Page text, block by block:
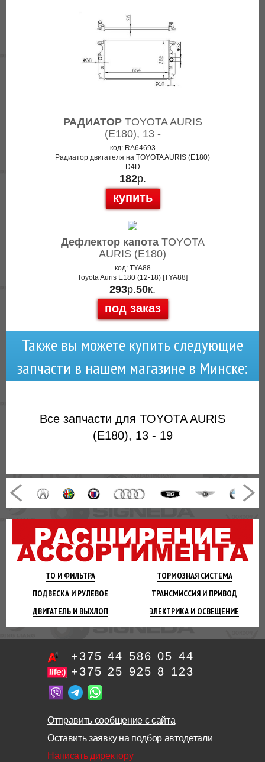
ТО И ФИЛЬТРА ТОРМОЗНАЯСИСТЕМА
ПОДВЕСКА И РУЛЕВОЕ ТРАНСМИССИЯ И ПРИВОД
ДВИГАТЕЛЬ И ВЫХЛОП ЭЛЕКТРИКА И ОСВЕЩЕНИЕ
РАДИАТОРTOYOTA AURIS
(E180), 13 -
код: RA64693
Радиатор двигателя на TOYOTA AURIS (E180)
D4D
182р.
купить
Дефлектор капотаTOYOTA
AURIS (E180)
код: TYA88
Toyota Auris E180 (12-18) [TYA88]
293р.50к.
под заказ
Также вы можете купить следующие
запчасти в нашем магазине в Минске:
Все запчасти для TOYOTA AURIS
(E180), 13 - 19
+375 44 586 05 44
+375 25 925 8 123
Отправить сообщение с сайта
Оставить заявку на подбор автодетали
Написать директору